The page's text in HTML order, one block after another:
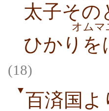
太子その
オムマ
ひかりを
(18)
▼百済国よ